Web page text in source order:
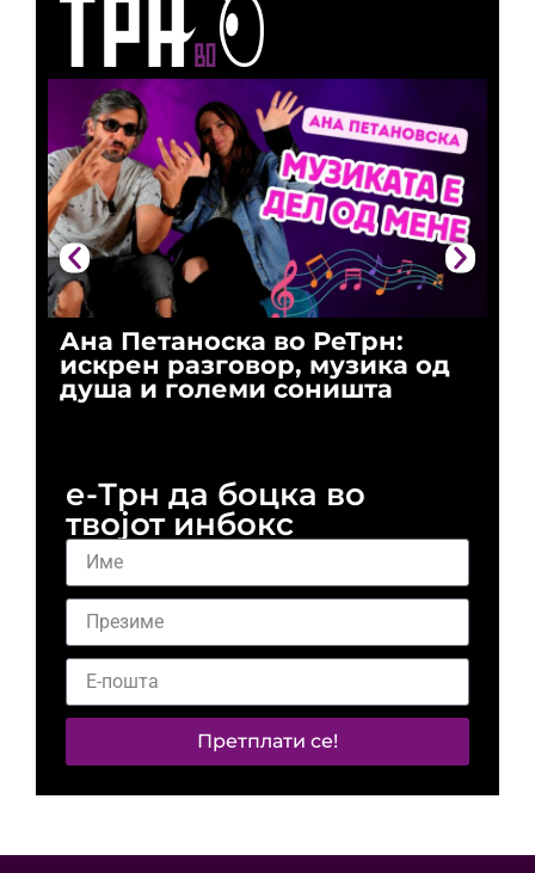
Ана Петаноска во РеТрн:
искрен разговор, музика од
душа и големи соништа
е-Трн да боцка во
твојот инбокс
Претплати се!